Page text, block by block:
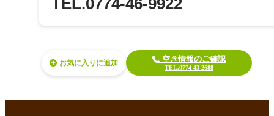
お気に入り 空き情報のご確認
TEL.0774-43-2688